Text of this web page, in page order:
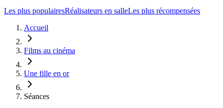
Les plus populairesRéalisateurs en salleLes plus récompensées
Accueil
Films au cinéma
Une fille en or
Séances